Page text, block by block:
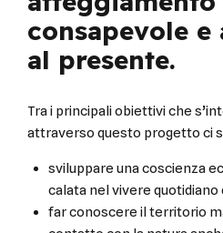
consapevole
al presente.
Tra i principali obiettivi che
attraverso questo progetto ci
sviluppare una coscienza
calata nel vivere quotidiano
far conoscere il territorio